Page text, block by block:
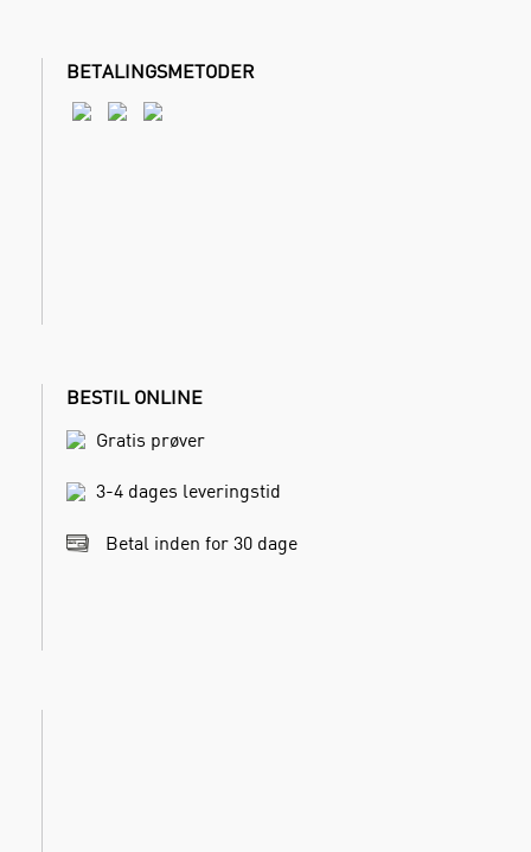
BETALINGSMETODER
BESTIL ONLINE
Gratis prøver
3-4 dages leveringstid
Betal inden for 30 dage